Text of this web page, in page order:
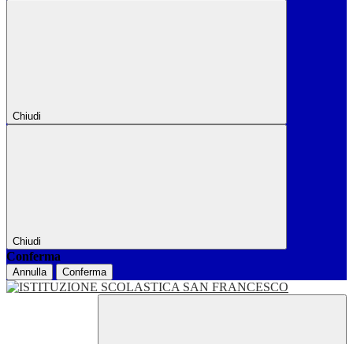
Chiudi
Chiudi
Conferma
Annulla Conferma